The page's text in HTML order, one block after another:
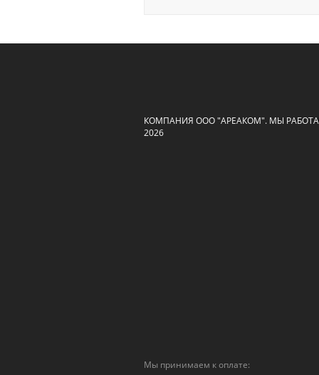
КОМПАНИЯ ООО "АРЕАКОМ". МЫ
2026
Мы принимаем к оплате: